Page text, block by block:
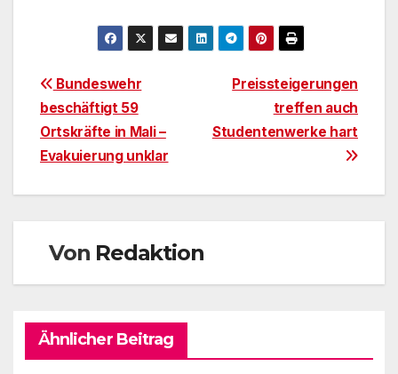
BeitragsnavigationPreissteigerungen
treffen auch
Studentenwerke hart
Bundeswehr
beschäftigt 59
Ortskräfte in Mali –
Evakuierung unklar
Von Redaktion
Ähnlicher Beitrag